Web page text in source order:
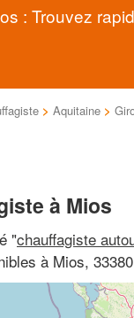
: Trouvez
> Aquitaine >
à Mios
"chauffagiste
à Mios,